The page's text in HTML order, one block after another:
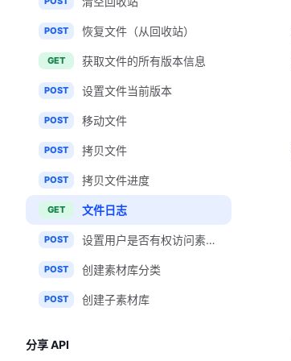
POST 恢复文件（从回收站）
GET 获取文件的所有版本信息
POST 设置文件当前版本
POST 移动文件
POST 拷贝文件
POST 拷贝文件进度
GET 文件日志
POST 设置用户是否有权访问素材库
POST 创建素材库分类
POST 创建子素材库
分享 API